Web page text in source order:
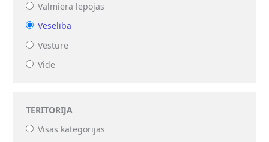
Valmiera lepojas
Veselība
Vēsture
Vide
TERITORIJA
Visas kategorijas